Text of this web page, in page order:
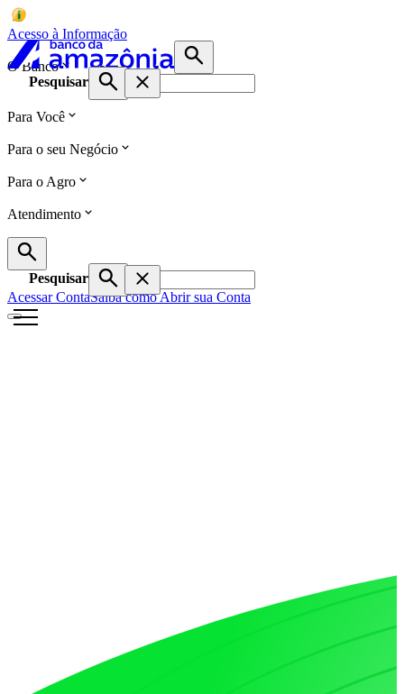
Acesso à Informação
O Banco
Pesquisar
Para Você
Para o seu Negócio
Para o Agro
Atendimento
Pesquisar
Acessar ContaSaiba como Abrir sua Conta